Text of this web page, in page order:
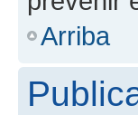
Arriba